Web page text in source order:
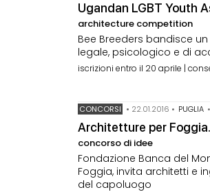
Ugandan LGBT Youth
architecture competition
Bee Breeders bandisce
legale, psicologico e di
iscrizioni entro il 20 aprile |
CONCORSI • 22.01.2016 • PUGLIA •
Architetture per
concorso di idee
Fondazione Banca del
Foggia, invita architetti e
del capoluogo